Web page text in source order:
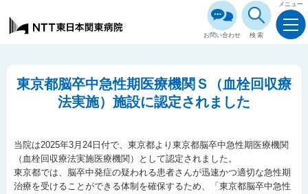
お問い合わせ 検索
メニュー
東京都脳卒中急性期医療機関Ｓ（血栓回収療
法実施）施設に認定されました
当院は2025年3月24日付で、東京都より東京都脳卒中急性期医療機関
（血栓回収療法実施医療機関）として認定されました。
東京都では、脳卒中発症の疑われる患者さんが迅速かつ適切な急性期
治療を受けることができる体制を確保するため、「東京都脳卒中急性